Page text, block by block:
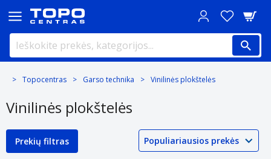
Topocentras Garso technika Vinilinės plokštelės
Vinilinės plokštelės
Prekių filtras